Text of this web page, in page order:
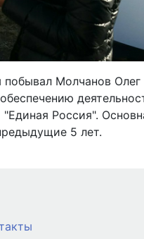
Молчанов Олег
Россия".
5 лет.